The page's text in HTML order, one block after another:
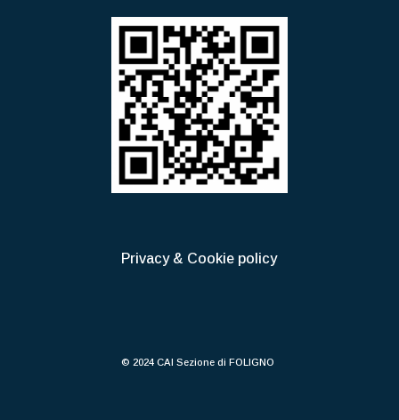
Privacy & Cookie policy
© 2024 CAI Sezione di FOLIGNO